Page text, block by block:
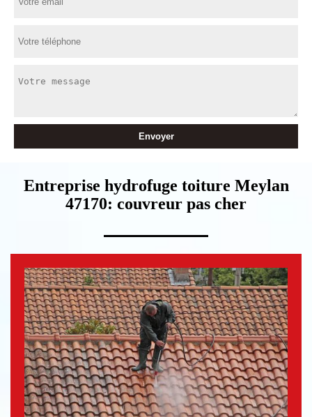
Entreprise hydrofuge toiture Meylan
47170: couvreur pas cher